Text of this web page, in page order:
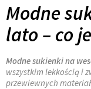
Modne
lato – co
Modne sukienki na
wszystkim lekkością i
przewiewnych